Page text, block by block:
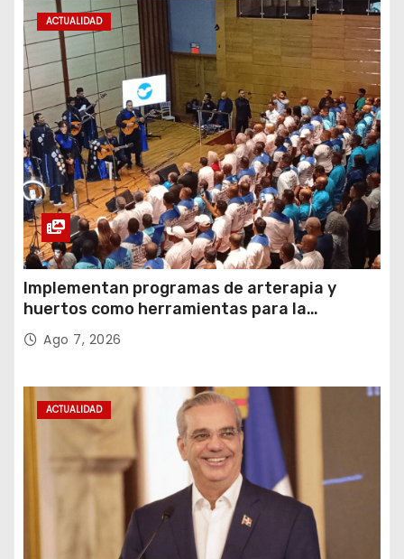
ACTUALIDAD
Implementan programas de arterapia y
huertos como herramientas para la
recuperación y la inclusión social
Ago 7, 2026
ACTUALIDAD